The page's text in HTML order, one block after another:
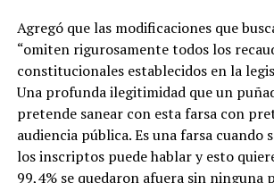
Agregó que las modificaciones que
“omiten rigurosamente todos los
constitucionales establecidos en la
Una profunda ilegitimidad que un
pretende sanear con esta farsa con
audiencia pública. Es una farsa cuando
los inscriptos puede hablar y esto
99,4% se quedaron afuera sin ninguna